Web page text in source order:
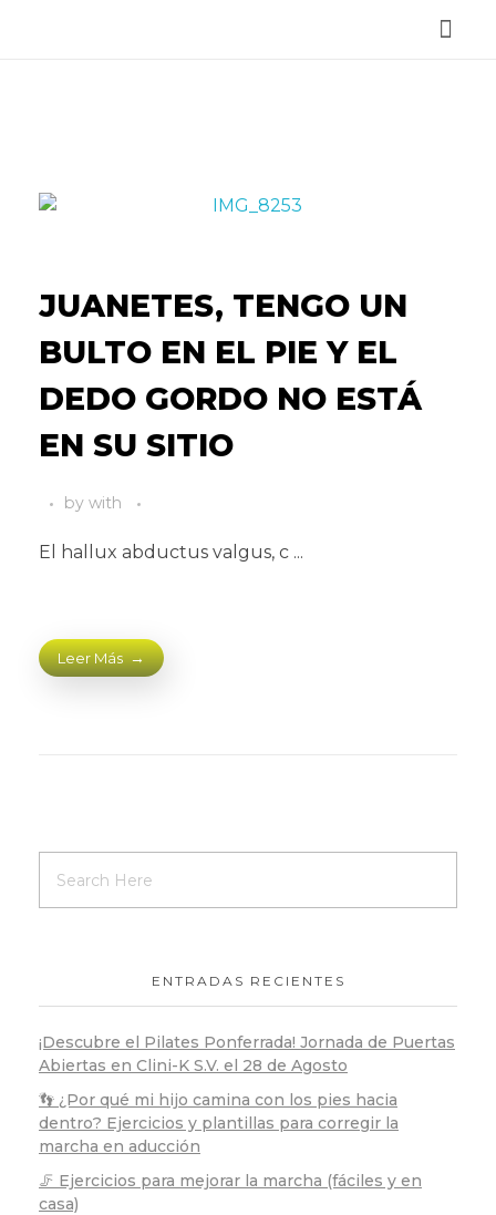
JUANETES, TENGO UN
BULTO EN EL PIE Y EL
DEDO GORDO NO ESTÁ
EN SU SITIO
by with
El hallux abductus valgus, c ...
Leer Más
ENTRADAS RECIENTES
¡Descubre el Pilates Ponferrada! Jornada de Puertas
Abiertas en Clini-K S.V. el 28 de Agosto
👣 ¿Por qué mi hijo camina con los pies hacia
dentro? Ejercicios y plantillas para corregir la
marcha en aducción
🦵 Ejercicios para mejorar la marcha (fáciles y en
casa)